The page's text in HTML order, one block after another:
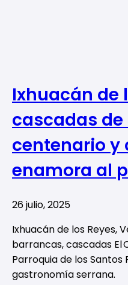
Ixhuacán de
cascadas
centenario y
enamora al
26 julio, 2025
Ixhuacán de los Reyes,
barrancas, cascadas El
Parroquia de los
gastronomía serrana.